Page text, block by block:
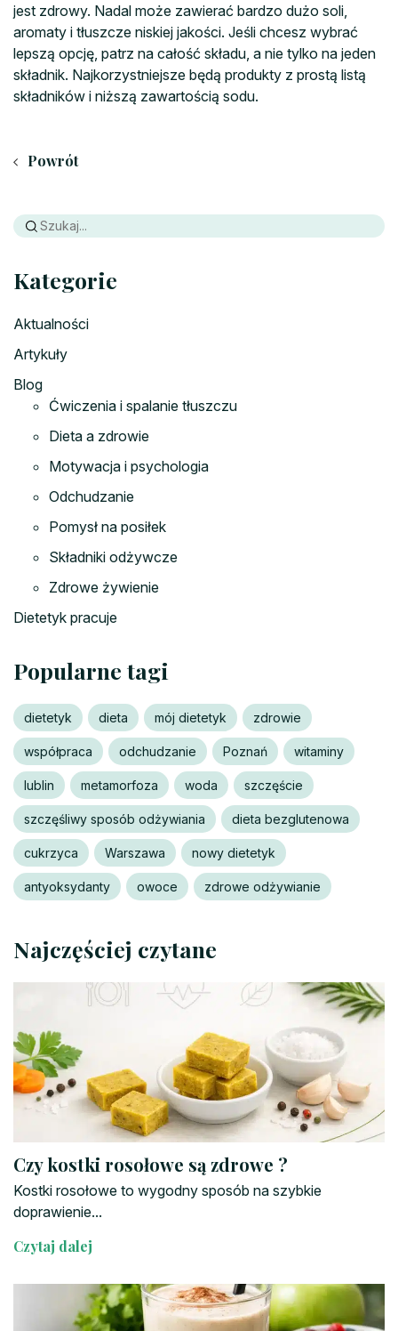
jest zdrowy. Nadal może zawierać bardzo dużo soli,
aromaty i tłuszcze niskiej jakości. Jeśli chcesz wybrać
lepszą opcję, patrz na całość składu, a nie tylko na jeden
składnik. Najkorzystniejsze będą produkty z prostą listą
składników i niższą zawartością sodu.
Powrót
Kategorie
Aktualności
Artykuły
Blog
Ćwiczenia i spalanie tłuszczu
Dieta a zdrowie
Motywacja i psychologia
Odchudzanie
Pomysł na posiłek
Składniki odżywcze
Zdrowe żywienie
Dietetyk pracuje
Popularne tagi
dietetyk dieta mój dietetyk zdrowie
współpraca odchudzanie Poznań witaminy
lublin metamorfoza woda szczęście
szczęśliwy sposób odżywiania dieta bezglutenowa
cukrzyca Warszawa nowy dietetyk
antyoksydanty owoce zdrowe odżywianie
Najczęściej czytane
Czy kostki rosołowe są zdrowe ?
Kostki rosołowe to wygodny sposób na szybkie
doprawienie...
Czytaj dalej